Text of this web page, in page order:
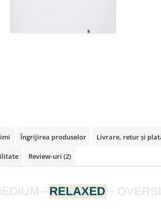
Îngrijirea produselor Livrare, retur și
Review-uri (2)